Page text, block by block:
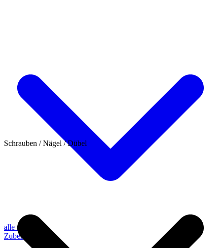
alle anzeigen
Zubehör
Schrauben / Nägel / Dübel